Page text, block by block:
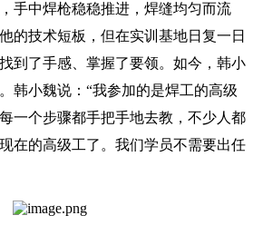
手中焊枪稳稳推进，焊缝均匀而流
的技术短板，但在实训基地日复一日
到了手感、掌握了要领。如今，韩小
韩小魏说：“我参加的是焊工的高级
一个步骤都手把手地去教，不少人都
在的高级工了。我们学员不需要出任